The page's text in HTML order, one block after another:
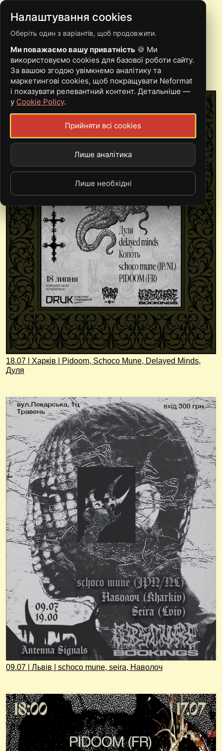
SCHOCO MUNE
18.07 | Харків | Pidoom, Schoco Mune, Delayed Minds,
Дуля
09.07 | Львів | schoco mune, seira, Наволоч
Налаштування cookies
Оберіть один з варіантів, щоб продовжити.
Ми поважаємо вашу приватність 🍪 Ми
використовуємо cookies для базової роботи сайту.
За вашою згодою увімкнемо аналітику та
маркетингові cookies, щоб покращувати Neformat
і показувати релевантний контент. Детальніше —
у Cookie Policy.
Прийняти всі cookies
Лише аналітика
Лише необхідні